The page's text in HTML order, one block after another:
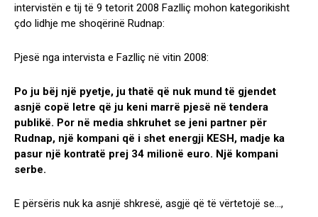
intervistën e tij të 9 tetorit 2008 Fazlliç mohon kategorikisht
çdo lidhje me shoqërinë Rudnap:
Pjesë nga intervista e Fazlliç në vitin 2008:
Po ju bëj një pyetje, ju thatë që nuk mund të gjendet
asnjë copë letre që ju keni marrë pjesë në tendera
publikë. Por në media shkruhet se jeni partner për
Rudnap, një kompani që i shet energji KESH, madje ka
pasur një kontratë prej 34 milionë euro. Një kompani
serbe.
E përsëris nuk ka asnjë shkresë, asgjë që të vërtetojë se…,